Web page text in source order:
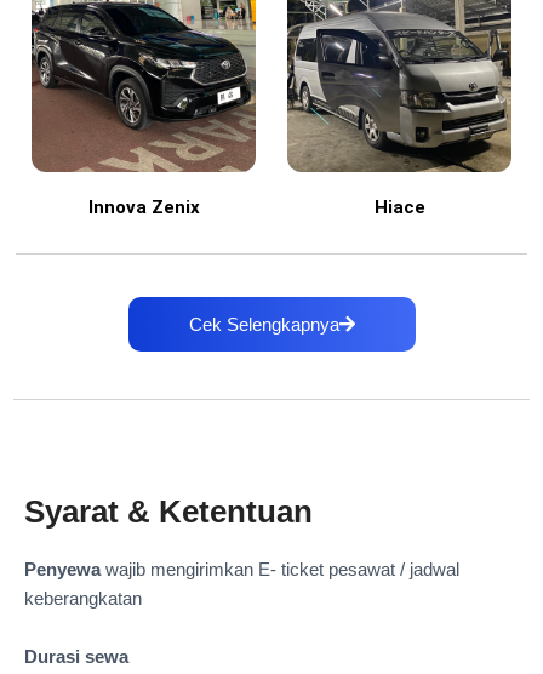
Innova Zenix Hiace
Cek Selengkapnya
Syarat & Ketentuan
Penyewawajib mengirimkan E- ticket pesawat / jadwal
keberangkatan
Durasi sewa